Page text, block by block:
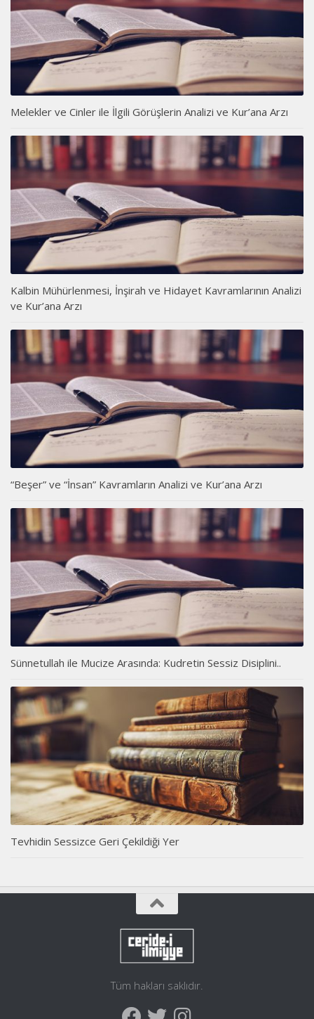
Melekler ve Cinler ile İlgili Görüşlerin Analizi ve Kur’ana Arzı
Kalbin Mühürlenmesi, İnşirah ve Hidayet Kavramlarının Analizi
ve Kur’ana Arzı
“Beşer” ve “İnsan” Kavramların Analizi ve Kur’ana Arzı
Sünnetullah ile Mucize Arasında: Kudretin Sessiz Disiplini..
Tevhidin Sessizce Geri Çekildiği Yer
Tüm hakları saklıdır.